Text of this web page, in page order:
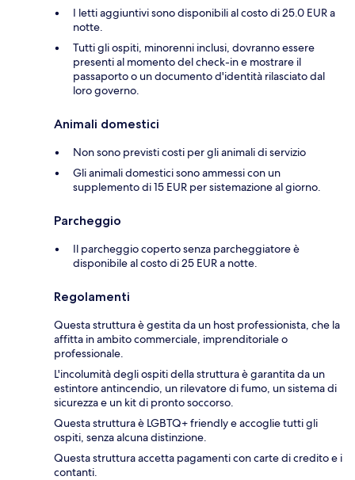
I letti aggiuntivi sono disponibili al costo di 25.0 EUR a
notte.
Tutti gli ospiti, minorenni inclusi, dovranno essere
presenti al momento del check-in e mostrare il
passaporto o un documento d'identità rilasciato dal
loro governo.
Animali domestici
Non sono previsti costi per gli animali di servizio
Gli animali domestici sono ammessi con un
supplemento di 15 EUR per sistemazione al giorno.
Parcheggio
Il parcheggio coperto senza parcheggiatore è
disponibile al costo di 25 EUR a notte.
Regolamenti
Questa struttura è gestita da un host professionista, che la
affitta in ambito commerciale, imprenditoriale o
professionale.
L'incolumità degli ospiti della struttura è garantita da un
estintore antincendio, un rilevatore di fumo, un sistema di
sicurezza e un kit di pronto soccorso.
Questa struttura è LGBTQ+ friendly e accoglie tutti gli
ospiti, senza alcuna distinzione.
Questa struttura accetta pagamenti con carte di credito e i
contanti.